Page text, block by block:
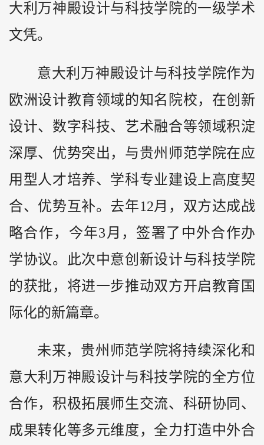
大利万神殿设计与科技学院的一级学术
文凭。
意大利万神殿设计与科技学院作为
欧洲设计教育领域的知名院校，在创新
设计、数字科技、艺术融合等领域积淀
深厚、优势突出，与贵州师范学院在应
用型人才培养、学科专业建设上高度契
合、优势互补。去年12月，双方达成战
略合作，今年3月，签署了中外合作办
学协议。此次中意创新设计与科技学院
的获批，将进一步推动双方开启教育国
际化的新篇章。
未来，贵州师范学院将持续深化和
意大利万神殿设计与科技学院的全方位
合作，积极拓展师生交流、科研协同、
成果转化等多元维度，全力打造中外合